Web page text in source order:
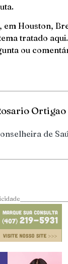
em Houston,
tratado
ou
Ortigao
de